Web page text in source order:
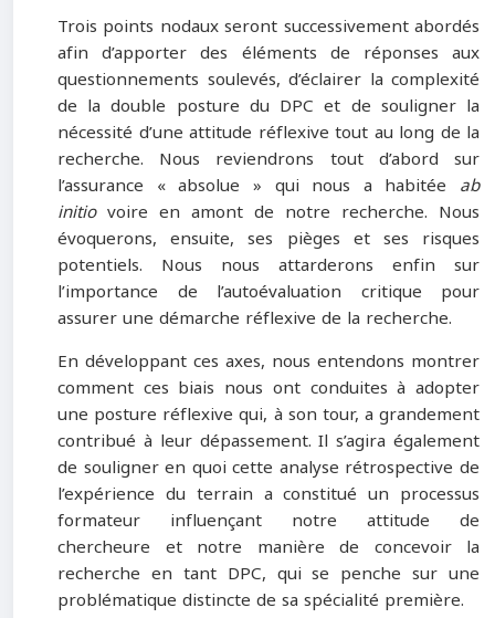
Trois points nodaux seront successivement abordés
afin d’apporter des éléments de réponses aux
questionnements soulevés, d’éclairer la complexité
de la double posture du DPC et de souligner la
nécessité d’une attitude réflexive tout au long de la
recherche. Nous reviendrons tout d’abord sur
l’assurance « absolue » qui nous a habitée ab
initio voire en amont de notre recherche. Nous
évoquerons, ensuite, ses pièges et ses risques
potentiels. Nous nous attarderons enfin sur
l’importance de l’autoévaluation critique pour
assurer une démarche réflexive de la recherche.
En développant ces axes, nous entendons montrer
comment ces biais nous ont conduites à adopter
une posture réflexive qui, à son tour, a grandement
contribué à leur dépassement. Il s’agira également
de souligner en quoi cette analyse rétrospective de
l’expérience du terrain a constitué un processus
formateur influençant notre attitude de
chercheure et notre manière de concevoir la
recherche en tant DPC, qui se penche sur une
problématique distincte de sa spécialité première.